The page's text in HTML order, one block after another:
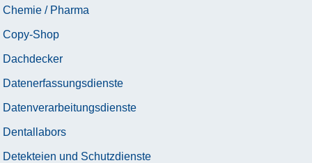
Chemie / Pharma
Copy-Shop
Dachdecker
Datenerfassungsdienste
Datenverarbeitungsdienste
Dentallabors
Detekteien und Schutzdienste